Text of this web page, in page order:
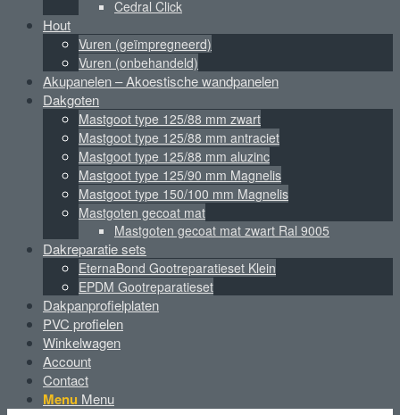
Cedral Click
Hout
Vuren (geïmpregneerd)
Vuren (onbehandeld)
Akupanelen – Akoestische wandpanelen
Dakgoten
Mastgoot type 125/88 mm zwart
Mastgoot type 125/88 mm antraciet
Mastgoot type 125/88 mm aluzinc
Mastgoot type 125/90 mm Magnelis
Mastgoot type 150/100 mm Magnelis
Mastgoten gecoat mat
Mastgoten gecoat mat zwart Ral 9005
Dakreparatie sets
EternaBond Gootreparatieset Klein
EPDM Gootreparatieset
Dakpanprofielplaten
PVC profielen
Winkelwagen
Account
Contact
Menu Menu